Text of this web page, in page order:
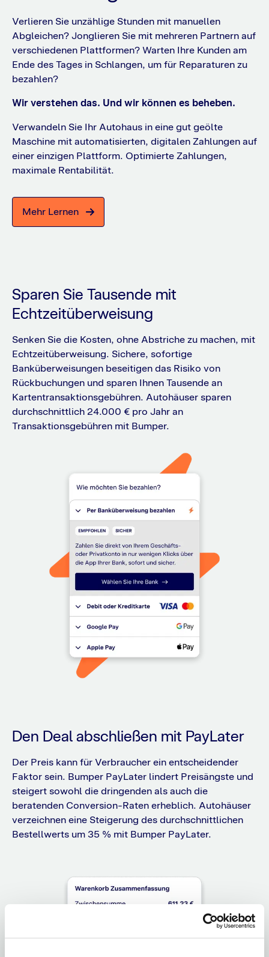
Verlieren Sie unzählige Stunden mit manuellen
Abgleichen? Jonglieren Sie mit mehreren Partnern auf
verschiedenen Plattformen? Warten Ihre Kunden am
Ende des Tages in Schlangen, um für Reparaturen zu
bezahlen?
Wir verstehen das. Und wir können es beheben.
Verwandeln Sie Ihr Autohaus in eine gut geölte
Maschine mit automatisierten, digitalen Zahlungen auf
einer einzigen Plattform. Optimierte Zahlungen,
maximale Rentabilität.
Mehr Lernen
Sparen Sie Tausende mit
Echtzeitüberweisung
Senken Sie die Kosten, ohne Abstriche zu machen, mit
Echtzeitüberweisung. Sichere, sofortige
Banküberweisungen beseitigen das Risiko von
Rückbuchungen und sparen Ihnen Tausende an
Kartentransaktionsgebühren. Autohäuser sparen
durchschnittlich 24.000 € pro Jahr an
Transaktionsgebühren mit Bumper.
Den Deal abschließen mit PayLater
Der Preis kann für Verbraucher ein entscheidender
Faktor sein. Bumper PayLater lindert Preisängste und
steigert sowohl die dringenden als auch die
beratenden Conversion-Raten erheblich. Autohäuser
verzeichnen eine Steigerung des durchschnittlichen
Bestellwerts um 35 % mit Bumper PayLater.